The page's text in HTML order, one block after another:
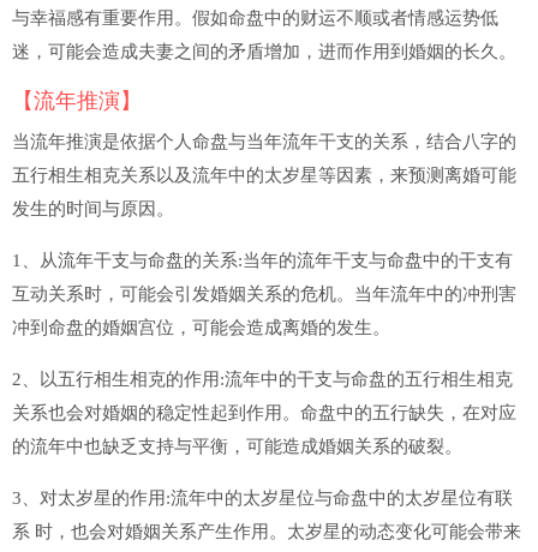
与幸福感有重要作用。假如命盘中的财运不顺或者情感运势低
迷，可能会造成夫妻之间的矛盾增加，进而作用到婚姻的长久。
【流年推演】
当流年推演是依据个人命盘与当年流年干支的关系，结合八字的
五行相生相克关系以及流年中的太岁星等因素，来预测离婚可能
发生的时间与原因。
1、从流年干支与命盘的关系:当年的流年干支与命盘中的干支有
互动关系时，可能会引发婚姻关系的危机。当年流年中的冲刑害
冲到命盘的婚姻宫位，可能会造成离婚的发生。
2、以五行相生相克的作用:流年中的干支与命盘的五行相生相克
关系也会对婚姻的稳定性起到作用。命盘中的五行缺失，在对应
的流年中也缺乏支持与平衡，可能造成婚姻关系的破裂。
3、对太岁星的作用:流年中的太岁星位与命盘中的太岁星位有联
系 时，也会对婚姻关系产生作用。太岁星的动态变化可能会带来